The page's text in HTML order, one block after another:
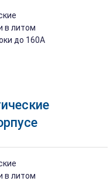
в литом
до 160А
в литом